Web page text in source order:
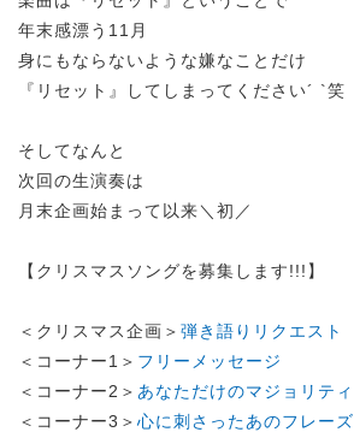
年末感漂う11月
身にもならないような嫌なことだけ
『リセット』してしまってください´ `笑
そしてなんと
次回の生演奏は
月末企画始まって以来＼初／
【クリスマスソングを募集します!!!】
＜クリスマス企画＞ 弾き語りリクエスト
＜コーナー1＞ フリーメッセージ
＜コーナー2＞ あなただけのマジョリティ
＜コーナー3＞ 心に刺さったあのフレーズ